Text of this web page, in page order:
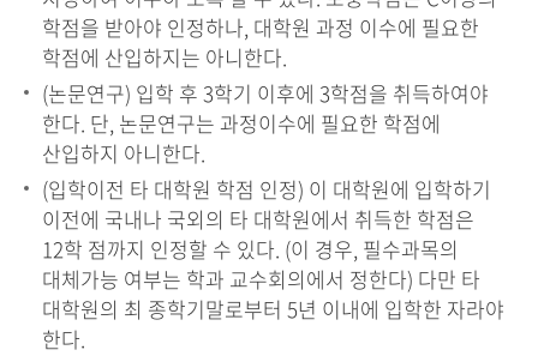
학점을 받아야 인정하나, 대학원 과정 이수에 필요한
학점에 산입하지는 아니한다.
(논문연구) 입학 후 3학기 이후에 3학점을 취득하여야
한다. 단, 논문연구는 과정이수에 필요한 학점에
산입하지 아니한다.
(입학이전 타 대학원 학점 인정) 이 대학원에 입학하기
이전에 국내나 국외의 타 대학원에서 취득한 학점은
12학 점까지 인정할 수 있다. (이 경우, 필수과목의
대체가능 여부는 학과 교수회의에서 정한다) 다만 타
대학원의 최 종학기말로부터 5년 이내에 입학한 자라야
한다.